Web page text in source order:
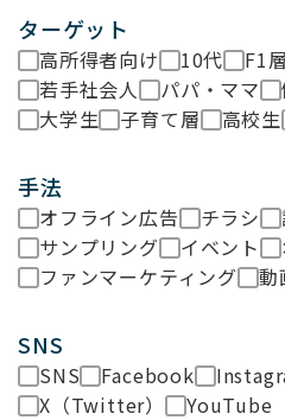
ターゲット
高所得者向け 10代 F1層
若手社会人
パパ・ママ
大学生
子育て層 高校生
手法
オフライン広告 チラシ
サンプリング
イベント
ファンマーケティング
動
SNS
SNS Facebook
X（Twitter）
YouTube